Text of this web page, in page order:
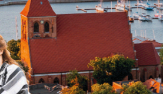
je wszystkie. W dowolnym
zmiany swoich ustawień.
służą do prawidłowego